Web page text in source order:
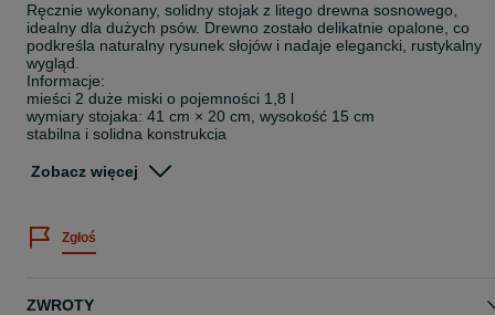
Ręcznie wykonany, solidny stojak z litego drewna sosnowego,
idealny dla dużych psów. Drewno zostało delikatnie opalone, co
podkreśla naturalny rysunek słojów i nadaje elegancki, rustykalny
wygląd.
Informacje:
mieści 2 duże miski o pojemności 1,8 l
wymiary stojaka: 41 cm × 20 cm, wysokość 15 cm
stabilna i solidna konstrukcja
łatwe w czyszczeniu
zamówienie.
Zobacz więcej
Zgłoś
ZWROTY